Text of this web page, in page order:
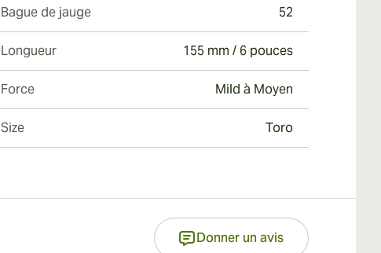
Bague de jauge 52
Longueur 155 mm / 6 pouces
Force Mild à Moyen
Size Toro
Donner un avis